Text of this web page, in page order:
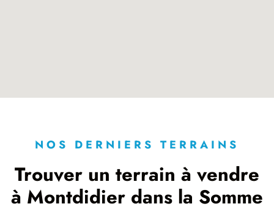
NOS DERNIERS TERRAINS
Trouver un terrain à vendre
à Montdidier dans la Somme